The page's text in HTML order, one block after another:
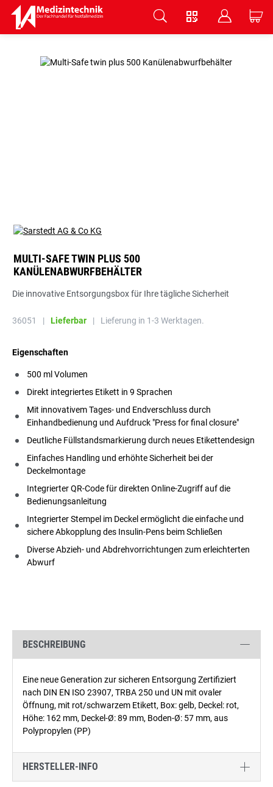
V B C
MULTI-SAFE TWIN PLUS 500
KANÜLENABWURFBEHÄLTER
Die innovative Entsorgungsbox für Ihre tägliche Sicherheit
36051 | Lieferbar | Lieferung in 1-3 Werktagen.
Eigenschaften
500 ml Volumen
Direkt integriertes Etikett in 9 Sprachen
Mit innovativem Tages- und Endverschluss durch
Einhandbedienung und Aufdruck "Press for final closure"
Deutliche Füllstandsmarkierung durch neues Etikettendesign
Einfaches Handling und erhöhte Sicherheit bei der
Deckelmontage
Integrierter QR-Code für direkten Online-Zugriff auf die
Bedienungsanleitung
Integrierter Stempel im Deckel ermöglicht die einfache und
sichere Abkopplung des Insulin-Pens beim Schließen
Diverse Abzieh- und Abdrehvorrichtungen zum erleichterten
Abwurf
BESCHREIBUNG
Eine neue Generation zur sicheren Entsorgung Zertifiziert
nach DIN EN ISO 23907, TRBA 250 und UN mit ovaler
Öffnung, mit rot/schwarzem Etikett, Box: gelb, Deckel: rot,
Höhe: 162 mm, Deckel-Ø: 89 mm, Boden-Ø: 57 mm, aus
Polypropylen (PP)
HERSTELLER-INFO